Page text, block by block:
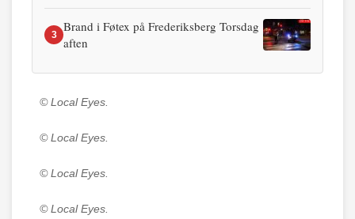
3
Brand i Føtex på Frederiksberg Torsdag
aften
© Local Eyes.
© Local Eyes.
© Local Eyes.
© Local Eyes.